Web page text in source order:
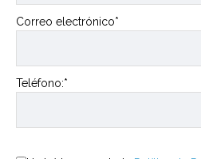
Correo electrónico*
Teléfono:*